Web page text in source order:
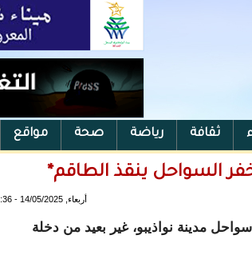
ثقافة رياضة صحة مواقع
السواحل ينقذ الطاقم*
أربعاء, 14/05/2025 - 22:36
مدينة نواذيبو، غير بعيد من دخلة